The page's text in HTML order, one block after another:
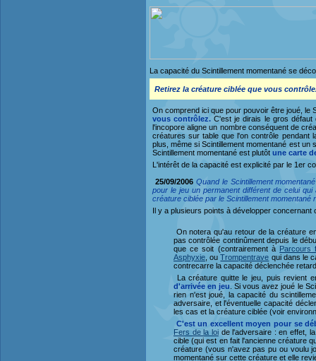
La capacité du Scintillement momentané se
Retirez la créature ciblée que vous
On comprend ici que pour pouvoir être joué, le
vous contrôlez.C'est je dirais le gros défaut
l'incopore aligne un nombre conséquent de
créatures sur table que l'on contrôle pendant
plus, même si Scintillement momentané est un
Scintillement momentané est plutôt une carte
L'intérêt de la capacité est explicité par le 1er
25/09/2006 Quand le Scintillement
pour le jeu un permanent différent de celui
créature ciblée par le Scintillement momentané
Il y a plusieurs points à développer concernant
On notera qu'au retour de la créature
pas contrôlée continûment depuis le
que ce soit (contrairement à Parcours
Asphyxie , ouTrompentrave qui dans le
contrecarre la capacité déclenchée
La créature quitte le jeu, puis revient
d'arrivée en jeu . Si vous avez joué le
rien n'est joué, la capacité du
adversaire, et l'éventuelle capacité
les cas et la créature ciblée (voir
C'est un excellent moyen pour se
Fers de la loide l'adversaire : en effet,
cible (qui est en fait l'ancienne créature
créature (vous n'avez pas pu ou voulu
momentané sur cette créature et elle